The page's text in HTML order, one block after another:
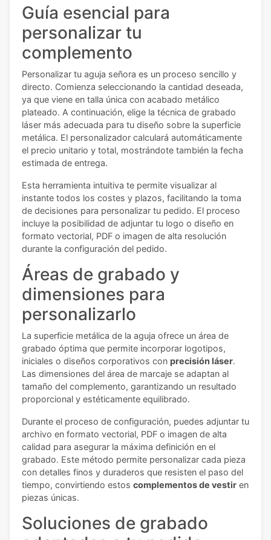
Guía esencial para
personalizar tu
complemento
Personalizar tu aguja señora es un proceso sencillo y
directo. Comienza seleccionando la cantidad deseada,
ya que viene en talla única con acabado metálico
plateado. A continuación, elige la técnica de grabado
láser más adecuada para tu diseño sobre la superficie
metálica. El personalizador calculará automáticamente
el precio unitario y total, mostrándote también la fecha
estimada de entrega.
Esta herramienta intuitiva te permite visualizar al
instante todos los costes y plazos, facilitando la toma
de decisiones para personalizar tu pedido. El proceso
incluye la posibilidad de adjuntar tu logo o diseño en
formato vectorial, PDF o imagen de alta resolución
durante la configuración del pedido.
Áreas de grabado y
dimensiones para
personalizarlo
La superficie metálica de la aguja ofrece un área de
grabado óptima que permite incorporar logotipos,
iniciales o diseños corporativos con precisión láser.
Las dimensiones del área de marcaje se adaptan al
tamaño del complemento, garantizando un resultado
proporcional y estéticamente equilibrado.
Durante el proceso de configuración, puedes adjuntar tu
archivo en formato vectorial, PDF o imagen de alta
calidad para asegurar la máxima definición en el
grabado. Este método permite personalizar cada pieza
con detalles finos y duraderos que resisten el paso del
tiempo, convirtiendo estos complementos de vestir en
piezas únicas.
Soluciones de grabado